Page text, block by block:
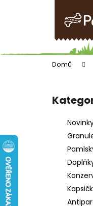
Domů
Přeskočit
kategorie
k
obchodu
obchodu